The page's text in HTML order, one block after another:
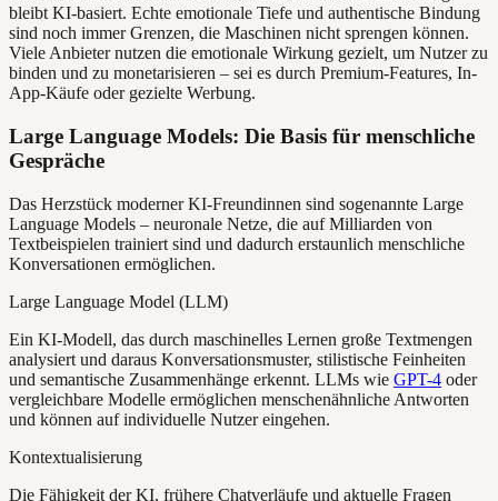
bleibt KI-basiert. Echte emotionale Tiefe und authentische Bindung
sind noch immer Grenzen, die Maschinen nicht sprengen können.
Viele Anbieter nutzen die emotionale Wirkung gezielt, um Nutzer zu
binden und zu monetarisieren – sei es durch Premium-Features, In-
App-Käufe oder gezielte Werbung.
Large Language Models: Die Basis für menschliche
Gespräche
Das Herzstück moderner KI-Freundinnen sind sogenannte Large
Language Models – neuronale Netze, die auf Milliarden von
Textbeispielen trainiert sind und dadurch erstaunlich menschliche
Konversationen ermöglichen.
Large Language Model (LLM)
Ein KI-Modell, das durch maschinelles Lernen große Textmengen
analysiert und daraus Konversationsmuster, stilistische Feinheiten
und semantische Zusammenhänge erkennt. LLMs wie GPT-4 oder
vergleichbare Modelle ermöglichen menschenähnliche Antworten
und können auf individuelle Nutzer eingehen.
Kontextualisierung
Die Fähigkeit der KI, frühere Chatverläufe und aktuelle Fragen